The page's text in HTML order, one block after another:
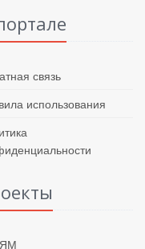
связь
использования